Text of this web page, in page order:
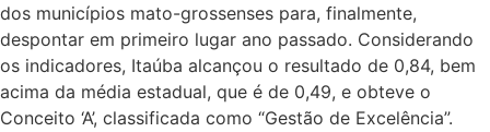
dos municípios mato-grossenses para, finalmente,
despontar em primeiro lugar ano passado. Considerando
os indicadores, Itaúba alcançou o resultado de 0,84, bem
acima da média estadual, que é de 0,49, e obteve o
Conceito ‘A’, classificada como “Gestão de Excelência”.